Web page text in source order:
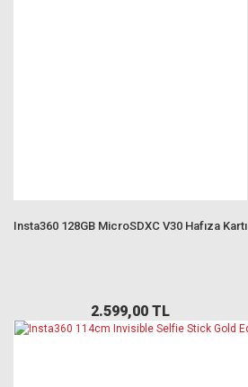
Insta360 128GB MicroSDXC V30 Hafıza Kartı
2.599,00 TL